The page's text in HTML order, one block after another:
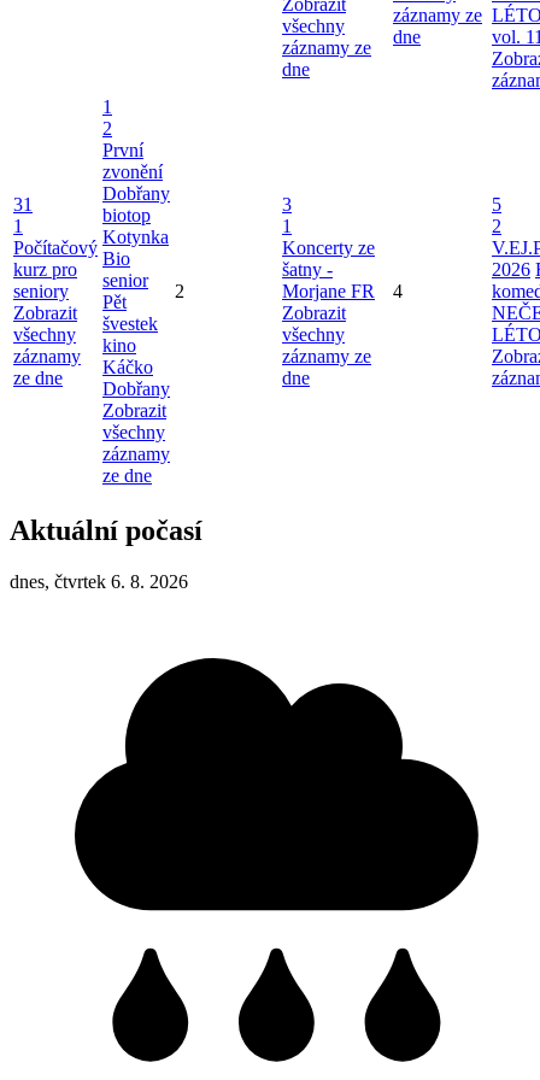
Zobrazit
všechny
záznamy ze
dne
záznamy ze
dne
vol.
31
1
Počítačový
kurz pro
seniory
Zobrazit
všechny
záznamy
ze dne
1
2
První
zvonění
Dobřany
biotop
Kotynka
Bio
senior
Pět
švestek
kino
Káčko
Dobřany
Zobrazit
všechny
záznamy
ze dne
2
3
1
Koncerty ze
šatny -
Morjane FR
Zobrazit
všechny
záznamy ze
dne
4
5
2
2026
Aktuální počasí
dnes, čtvrtek 6. 8. 2026